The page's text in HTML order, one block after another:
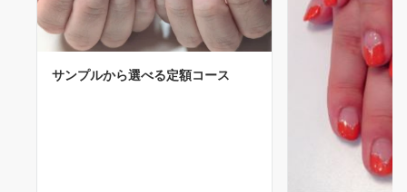
サンプルから選べる定額コース